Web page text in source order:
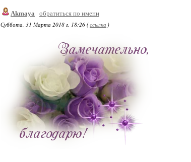
Akmaya
обратиться по имени
Суббота, 31 Марта 2018 г. 18:26 (ссылка )